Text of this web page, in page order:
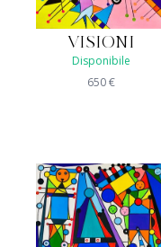
VISIONI
Disponibile
650€